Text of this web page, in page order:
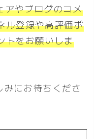
アやブログのコメ
ル登録や高評価ボ
トをお願いしま
にお待ちくださ